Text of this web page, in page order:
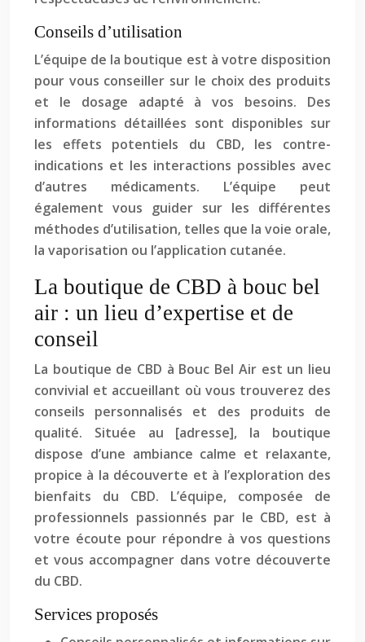
Conseils d’utilisation
L’équipe de la boutique est à votre disposition
pour vous conseiller sur le choix des produits
et le dosage adapté à vos besoins. Des
informations détaillées sont disponibles sur
les effets potentiels du CBD, les contre-
indications et les interactions possibles avec
d’autres médicaments. L’équipe peut
également vous guider sur les différentes
méthodes d’utilisation, telles que la voie orale,
la vaporisation ou l’application cutanée.
La boutique de CBD à bouc bel
air : un lieu d’expertise et de
conseil
La boutique de CBD à Bouc Bel Air est un lieu
convivial et accueillant où vous trouverez des
conseils personnalisés et des produits de
qualité. Située au [adresse], la boutique
dispose d’une ambiance calme et relaxante,
propice à la découverte et à l’exploration des
bienfaits du CBD. L’équipe, composée de
professionnels passionnés par le CBD, est à
votre écoute pour répondre à vos questions
et vous accompagner dans votre découverte
du CBD.
Services proposés